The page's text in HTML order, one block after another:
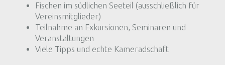
Fischen im südlichen Seeteil (ausschließlich für
Vereinsmitglieder)
Teilnahme an Exkursionen, Seminaren und
Veranstaltungen
Viele Tipps und echte Kameradschaft